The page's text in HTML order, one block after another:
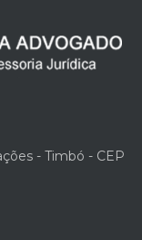
- Timbó - CEP